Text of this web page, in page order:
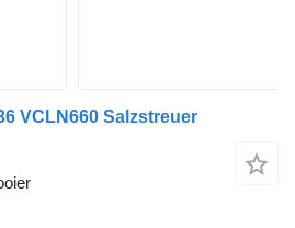
VCLN660 Salzstreuer